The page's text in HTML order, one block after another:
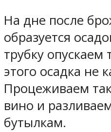
На дне после
образуется
трубку опускаем
этого осадка не
Процеживаем
вино и
бутылкам.